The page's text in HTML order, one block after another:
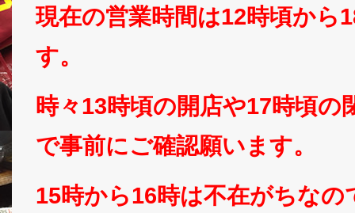
現在の営業時間は12時頃から
す。
時々13時頃の開店や17時頃の
で事前にご確認願います。
15時から16時は不在がちなの